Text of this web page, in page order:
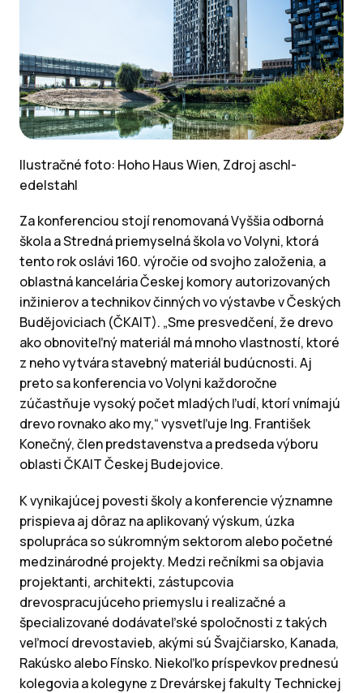
Ilustračné foto: Hoho Haus Wien, Zdroj aschl-
edelstahl
Za konferenciou stojí renomovaná Vyššia odborná
škola a Stredná priemyselná škola vo Volyni, ktorá
tento rok oslávi 160. výročie od svojho založenia, a
oblastná kancelária Českej komory autorizovaných
inžinierov a technikov činných vo výstavbe v Českých
Budějoviciach (ČKAIT). „Sme presvedčení, že drevo
ako obnoviteľný materiál má mnoho vlastností, ktoré
z neho vytvára stavebný materiál budúcnosti. Aj
preto sa konferencia vo Volyni každoročne
zúčastňuje vysoký počet mladých ľudí, ktorí vnímajú
drevo rovnako ako my,“ vysvetľuje Ing. František
Konečný, člen predstavenstva a predseda výboru
oblasti ČKAIT Českej Budejovice.
K vynikajúcej povesti školy a konferencie významne
prispieva aj dôraz na aplikovaný výskum, úzka
spolupráca so súkromným sektorom alebo početné
medzinárodné projekty. Medzi rečníkmi sa objavia
projektanti, architekti, zástupcovia
drevospracujúceho priemyslu i realizačné a
špecializované dodávateľské spoločnosti z takých
veľmocí drevostavieb, akými sú Švajčiarsko, Kanada,
Rakúsko alebo Fínsko. Niekoľko príspevkov prednesú
kolegovia a kolegyne z Drevárskej fakulty Technickej